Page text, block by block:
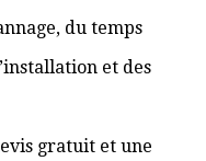
du temps
et des
gratuit et une